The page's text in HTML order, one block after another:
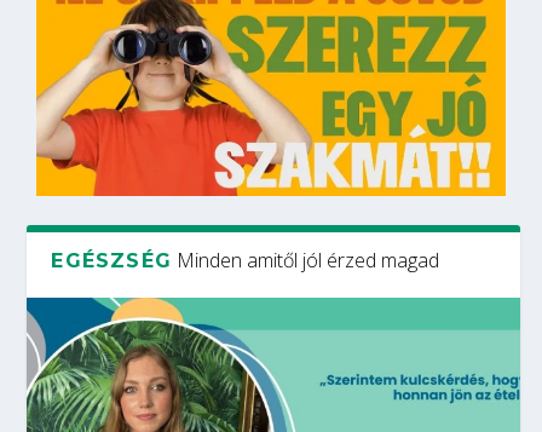
EGÉSZSÉG Minden amitől jól érzed magad